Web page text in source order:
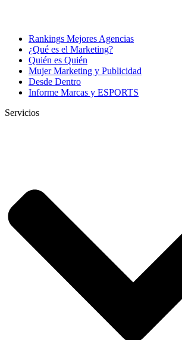
Rankings Mejores Agencias
¿Qué es el Marketing?
Quién es Quién
Mujer Marketing y Publicidad
Desde Dentro
Informe Marcas y ESPORTS
Servicios